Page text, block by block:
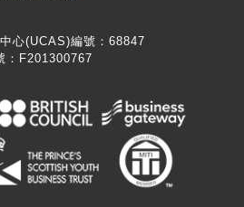
心(UCAS)編號：68847
：F201300767